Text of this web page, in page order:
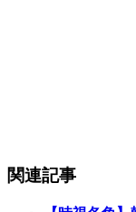
関連記事